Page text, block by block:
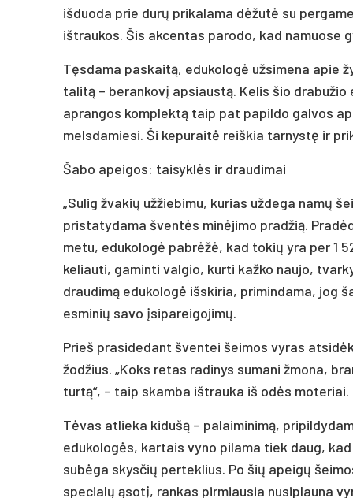
išduoda prie durų prikalama dėžutė su
ištraukos. Šis akcentas parodo, kad namuose
Tęsdama paskaitą, edukologė užsimena apie
talitą – berankovį apsiaustą. Kelis šio
aprangos komplektą taip pat papildo galvos
melsdamiesi. Ši kepuraitė reiškia tarnystę ir
Šabo apeigos: taisyklės ir draudimai
„Sulig žvakių užžiebimu, kurias uždega namų
pristatydama šventės minėjimo pradžią.
metu, edukologė pabrėžė, kad tokių yra per 1
keliauti, gaminti valgio, kurti kažko naujo,
draudimą edukologė išskiria, primindama, jog
esminių savo įsipareigojimų.
Prieš prasidedant šventei šeimos vyras
žodžius. „Koks retas radinys sumani žmona,
turtą“, – taip skamba ištrauka iš odės moteriai.
Tėvas atlieka kidušą – palaiminimą,
edukologės, kartais vyno pilama tiek daug,
subėga skysčių perteklius. Po šių apeigų
specialų ąsotį, rankas pirmiausia nusiplauna